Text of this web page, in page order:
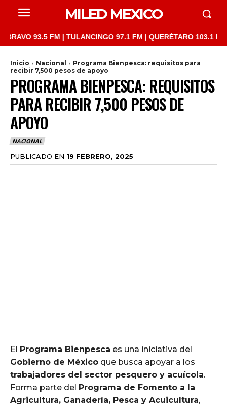
MILED MEXICO
93.5 FM | TULANCINGO 97.1 FM | QUERÉTARO 103.1 FM |
Inicio Nacional
Programa Bienpesca: requisitos para
recibir 7,500 pesos de apoyo
PROGRAMA BIENPESCA: REQUISITOS
PARA RECIBIR 7,500 PESOS DE
APOYO
NACIONAL
PUBLICADO EN 19 FEBRERO, 2025
El Programa Bienpesca es una iniciativa del
Gobierno de México que busca apoyar a los
trabajadores del sector pesquero y acuícola.
Forma parte del Programa de Fomento a la
Agricultura, Ganadería, Pesca y Acuicultura,